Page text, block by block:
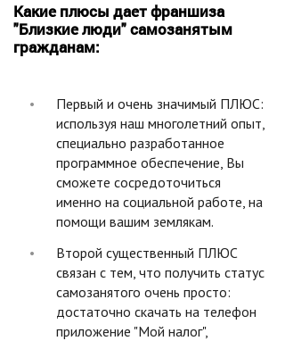
Какие плюсы дает франшиза
"Близкие люди" самозанятым
гражданам:
Первый и очень значимый ПЛЮС:
используя наш многолетний опыт,
специально разработанное
программное обеспечение, Вы
сможете сосредоточиться
именно на социальной работе, на
помощи вашим землякам.
Второй существенный ПЛЮС
связан с тем, что получить статус
самозанятого очень просто:
достаточно скачать на телефон
приложение "Мой налог",